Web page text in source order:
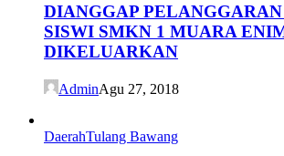
DIANGGAP PELANGGARAN
SISWI SMKN 1 MUARA
DIKELUARKAN
AdminAgu 27, 2018
DaerahTulang Bawang